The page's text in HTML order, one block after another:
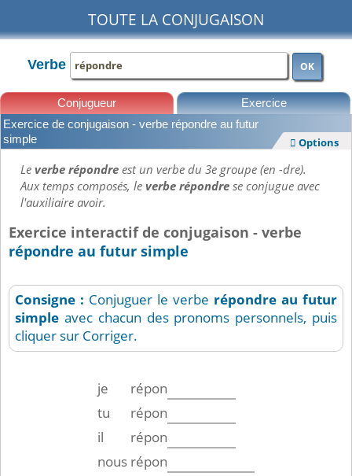
TOUTE LA CONJUGAISON
Verbe OK
Conjugueur Exercice
Exercice de conjugaison - verbe répondre au futur
simple
 Options
Leverbe répondreest un verbe du 3e groupe (en -dre).
Aux temps composés, leverbe répondrese conjugue avec
l'auxiliaire avoir.
Exercice interactif de conjugaison - verbe
répondre au futur simple
Consigne : Conjuguer le verbe répondre au futur
simple avec chacun des pronoms personnels, puis
cliquer sur Corriger.
je
répon
tu
répon
il
répon
nous répon